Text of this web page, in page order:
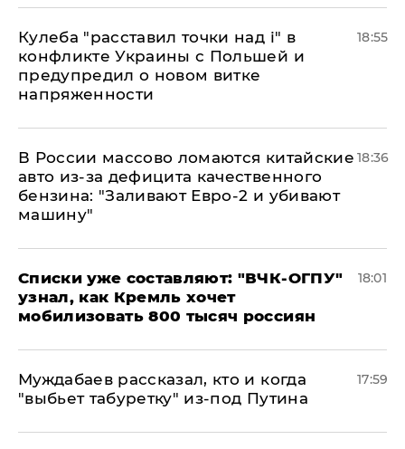
Кулеба "расставил точки над і" в
конфликте Украины с Польшей и
предупредил о новом витке
напряженности
18:55
В России массово ломаются китайские
авто из-за дефицита качественного
бензина: "Заливают Евро-2 и убивают
машину"
18:36
Списки уже составляют: "ВЧК-ОГПУ"
узнал, как Кремль хочет
мобилизовать 800 тысяч россиян
18:01
Муждабаев рассказал, кто и когда
"выбьет табуретку" из-под Путина
17:59